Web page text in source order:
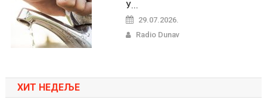
У...
29.07.2026.
Radio Dunav
ХИТ НЕДЕЉЕ